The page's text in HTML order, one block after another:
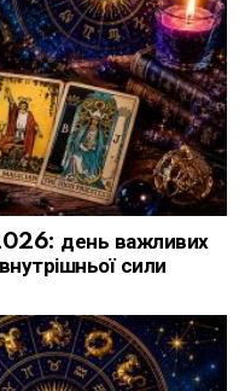
день важливих
сили